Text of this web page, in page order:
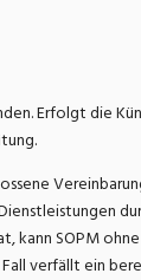
Erfolgt die
kann SOPM
verfällt ein